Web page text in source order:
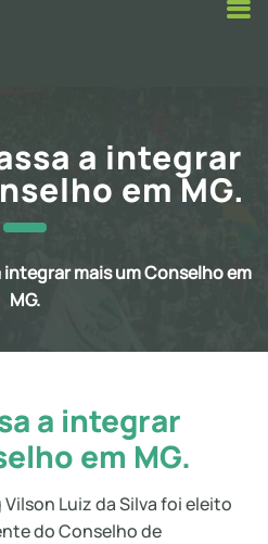
a integrar
em MG.
integrar mais um Conselho em
MG.
a integrar
em MG.
Luiz da Silva foi eleito
do Conselho de